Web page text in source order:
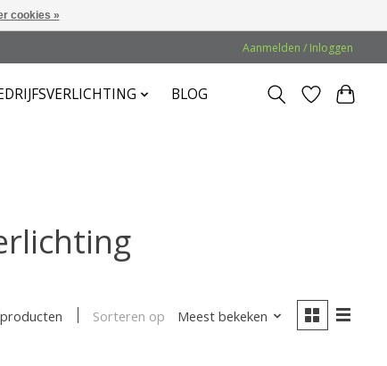
Aanmelden / Inloggen
BLOG
Sorteren op Meest bekeken
cookies »